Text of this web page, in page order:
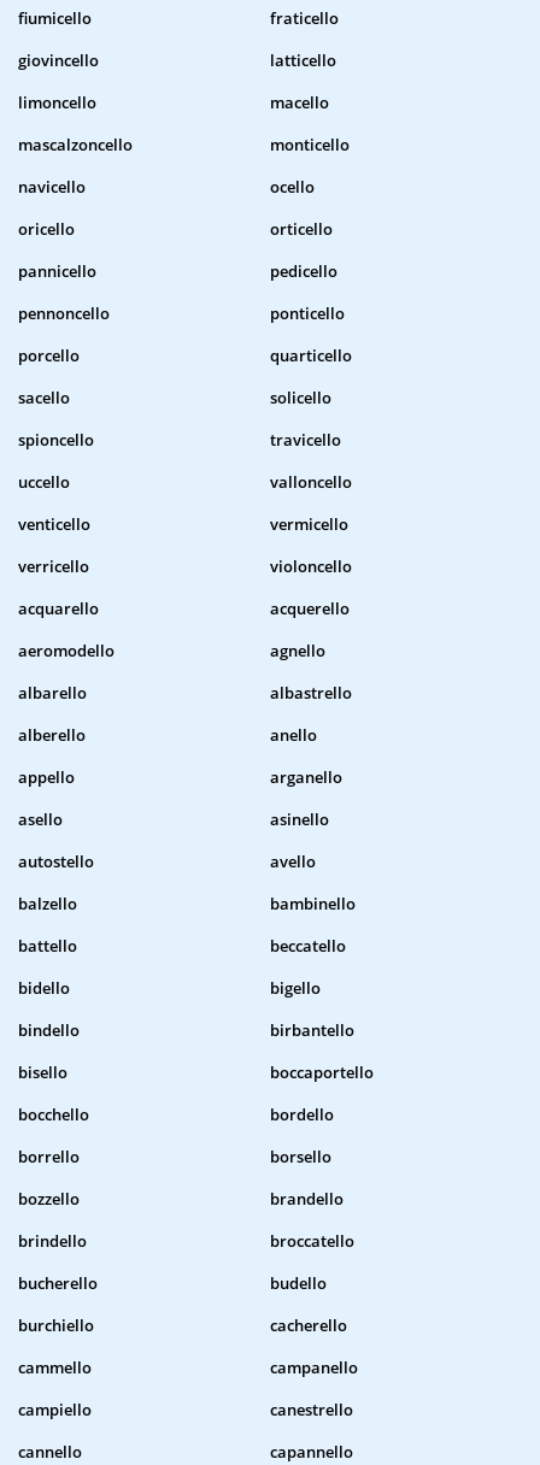
fiumicello
fraticello
giovincello
latticello
limoncello
macello
mascalzoncello
monticello
navicello
ocello
oricello
orticello
pannicello
pedicello
pennoncello
ponticello
porcello
quarticello
sacello
solicello
spioncello
travicello
uccello
valloncello
venticello
vermicello
verricello
violoncello
acquarello
acquerello
aeromodello
agnello
albarello
albastrello
alberello
anello
appello
arganello
asello
asinello
autostello
avello
balzello
bambinello
battello
beccatello
bidello
bigello
bindello
birbantello
bisello
boccaportello
bocchello
bordello
borrello
borsello
bozzello
brandello
brindello
broccatello
bucherello
budello
burchiello
cacherello
cammello
campanello
campiello
canestrello
cannello
capannello